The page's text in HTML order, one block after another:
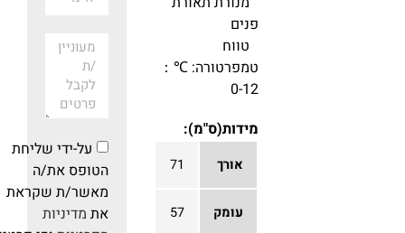
פנים
טווח
טמפרטורה: ℃：
0-12
מידות(ס"מ):
אורך 71
עומק 57
על-ידי שליחת
הטופס את/ה
מאשר/ת שקראת
אתמדיניות